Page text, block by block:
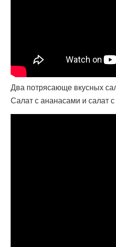
Два потрясающе вкусных
Салат с ананасами и салат